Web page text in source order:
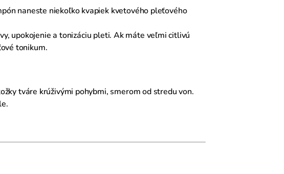
naneste niekoľko kvapiek kvetového pleťového
upokojenie a tonizáciu pleti. Ak máte veľmi citlivú
tonikum.
tváre krúživými pohybmi, smerom od stredu von.